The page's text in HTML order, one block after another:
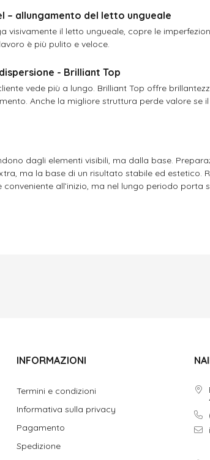
– allungamento del letto ungueale
visivamente il letto ungueale, copre le
è più pulito e veloce.
- Brilliant Top
vede più a lungo. Brilliant Top offre
Anche la migliore struttura perde valore se
dagli elementi visibili, ma dalla base.
ma la base di un risultato stabile ed estetico.
conveniente all’inizio, ma nel lungo periodo porta
INFORMAZIONI
Termini e condizioni
Informativa sulla privacy
Pagamento
Spedizione